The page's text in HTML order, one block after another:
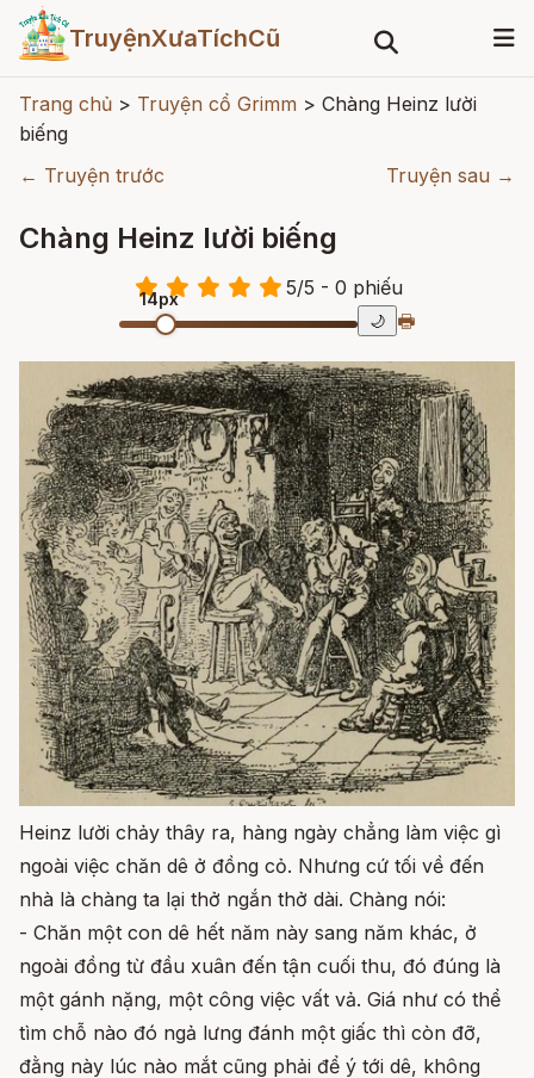
TruyệnXưaTíchCũ
Trang chủ > Truyện cổ Grimm > Chàng Heinz lười
biếng
← Truyện trước
Truyện sau →
Chàng Heinz lười biếng
5/5 - 0 phiếu
14px
🌙 🖶
Heinz lười chảy thây ra, hàng ngày chẳng làm việc gì
ngoài việc chăn dê ở đồng cỏ. Nhưng cứ tối về đến
nhà là chàng ta lại thở ngắn thở dài. Chàng nói:
- Chăn một con dê hết năm này sang năm khác, ở
ngoài đồng từ đầu xuân đến tận cuối thu, đó đúng là
một gánh nặng, một công việc vất vả. Giá như có thể
tìm chỗ nào đó ngả lưng đánh một giấc thì còn đỡ,
đằng này lúc nào mắt cũng phải để ý tới dê, không